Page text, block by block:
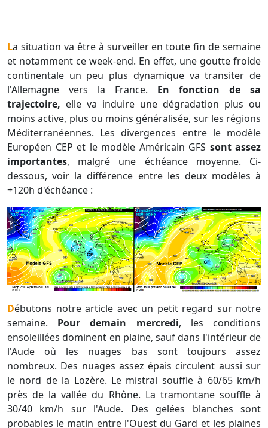
La situation va être à surveiller en toute fin de semaine
et notamment ce week-end. En effet, une goutte froide
continentale un peu plus dynamique va transiter de
l'Allemagne vers la France. En fonction de sa
trajectoire, elle va induire une dégradation plus ou
moins active, plus ou moins généralisée, sur les régions
Méditerranéennes. Les divergences entre le modèle
Européen CEP et le modèle Américain GFS sont assez
importantes, malgré une échéance moyenne. Ci-
dessous, voir la différence entre les deux modèles à
+120h d'échéance :
Débutons notre article avec un petit regard sur notre
semaine. Pour demain mercredi, les conditions
ensoleillées dominent en plaine, sauf dans l'intérieur de
l'Aude où les nuages bas sont toujours assez
nombreux. Des nuages assez épais circulent aussi sur
le nord de la Lozère. Le mistral souffle à 60/65 km/h
près de la vallée du Rhône. La tramontane souffle à
30/40 km/h sur l'Aude. Des gelées blanches sont
probables le matin entre l'Ouest du Gard et les plaines